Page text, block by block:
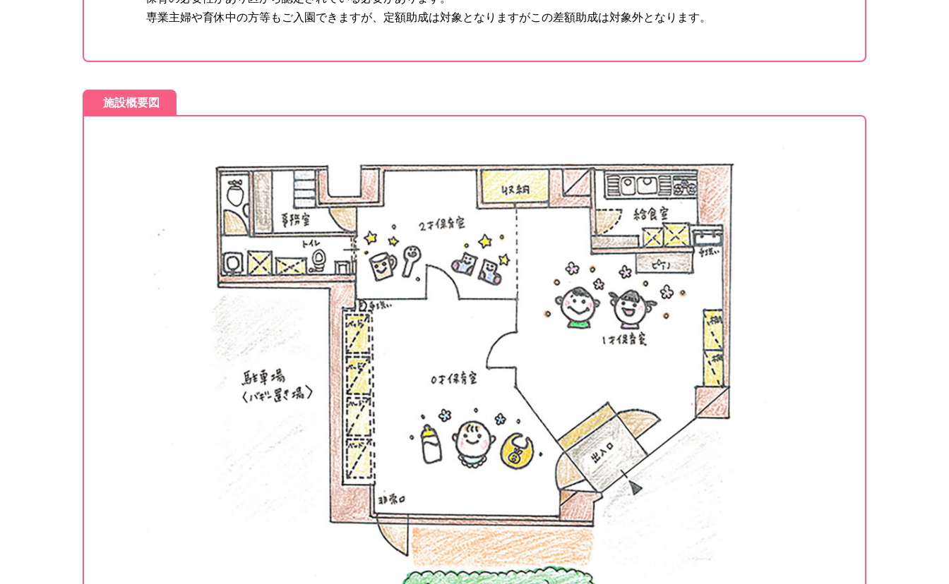
専業主婦や育休中の方等もご入園できますが、定額助成は対象となりますがこの差額助成は対象外となります。
施設概要図